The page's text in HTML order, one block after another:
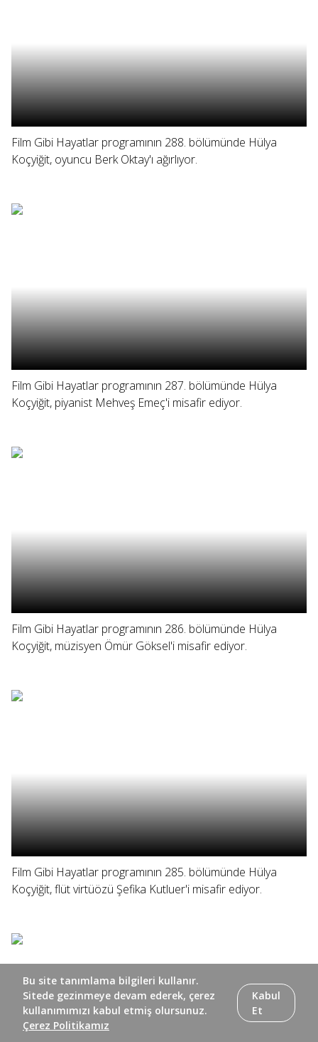
Film Gibi Hayatlar programının 288. bölümünde Hülya
Koçyiğit, oyuncu Berk Oktay'ı ağırlıyor.
Film Gibi Hayatlar programının 287. bölümünde Hülya
Koçyiğit, piyanist Mehveş Emeç'i misafir ediyor.
Film Gibi Hayatlar programının 286. bölümünde Hülya
Koçyiğit, müzisyen Ömür Göksel'i misafir ediyor.
Film Gibi Hayatlar programının 285. bölümünde Hülya
Koçyiğit, flüt virtüözü Şefika Kutluer'i misafir ediyor.
Bu site tanımlama bilgileri kullanır.
Sitede gezinmeye devam ederek, çerez
kullanımımızı kabul etmiş olursunuz.
Çerez Politikamız
Kabul
Et